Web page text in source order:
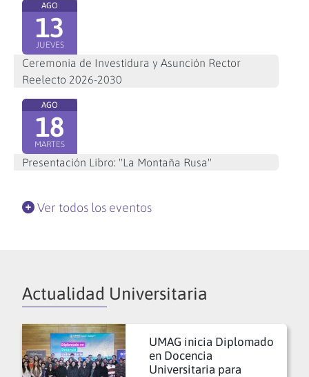
AGO
13
JUEVES
Ceremonia de Investidura y Asunción Rector
Reelecto 2026-2030
AGO
18
MARTES
Presentación Libro: "La Montaña Rusa"
Ver todos los eventos
Actualidad Universitaria
UMAG inicia Diplomado
en Docencia
Universitaria para